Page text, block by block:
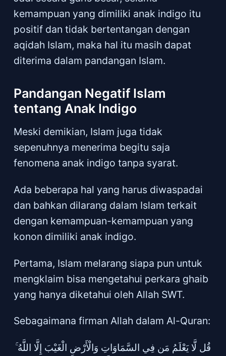
kemampuan yang dimiliki anak indigo itu
positif dan tidak bertentangan dengan
aqidah Islam, maka hal itu masih dapat
diterima dalam pandangan Islam.
Pandangan Negatif Islam
tentang Anak Indigo
Meski demikian, Islam juga tidak
sepenuhnya menerima begitu saja
fenomena anak indigo tanpa syarat.
Ada beberapa hal yang harus diwaspadai
dan bahkan dilarang dalam Islam terkait
dengan kemampuan-kemampuan yang
konon dimiliki anak indigo.
Pertama, Islam melarang siapa pun untuk
mengklaim bisa mengetahui perkara ghaib
yang hanya diketahui oleh Allah SWT.
Sebagaimana firman Allah dalam Al-Quran:
قُل لَّا يَعْلَمُ مَن فِي السَّمَاوَاتِ وَالْأَرْضِ الْغَيْبَ إِلَّا اللَّهُ ۚ